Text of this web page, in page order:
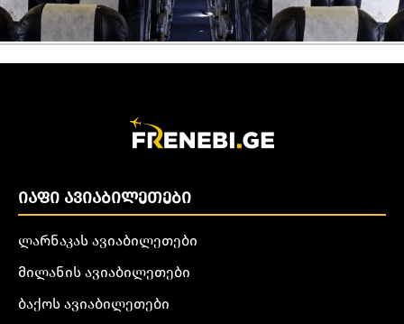
ᲘᲐᲤᲘ ᲐᲕᲘᲐᲑᲘᲚᲔᲗᲔᲑᲘ
ლარნაკას ავიაბილეთები
მილანის ავიაბილეთები
ბაქოს ავიაბილეთები